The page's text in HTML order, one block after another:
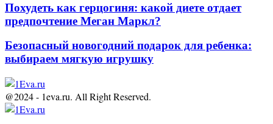
Похудеть как герцогиня: какой диете отдает
предпочтение Меган Маркл?
Безопасный новогодний подарок для ребенка:
выбираем мягкую игрушку
@2024 - 1eva.ru. All Right Reserved.